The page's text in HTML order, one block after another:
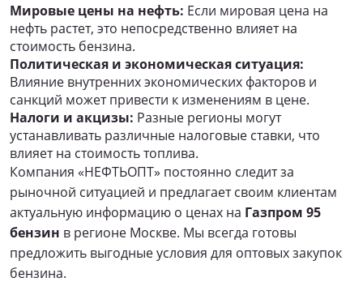
Мировые цены на нефть: Если мировая цена на
нефть растет, это непосредственно влияет на
стоимость бензина.
Политическая и экономическая ситуация:
Влияние внутренних экономических факторов и
санкций может привести к изменениям в цене.
Налоги и акцизы: Разные регионы могут
устанавливать различные налоговые ставки, что
влияет на стоимость топлива.
Компания «НЕФТЬОПТ» постоянно следит за
рыночной ситуацией и предлагает своим клиентам
актуальную информацию о ценах на Газпром 95
бензин в регионе Москве. Мы всегда готовы
предложить выгодные условия для оптовых закупок
бензина.